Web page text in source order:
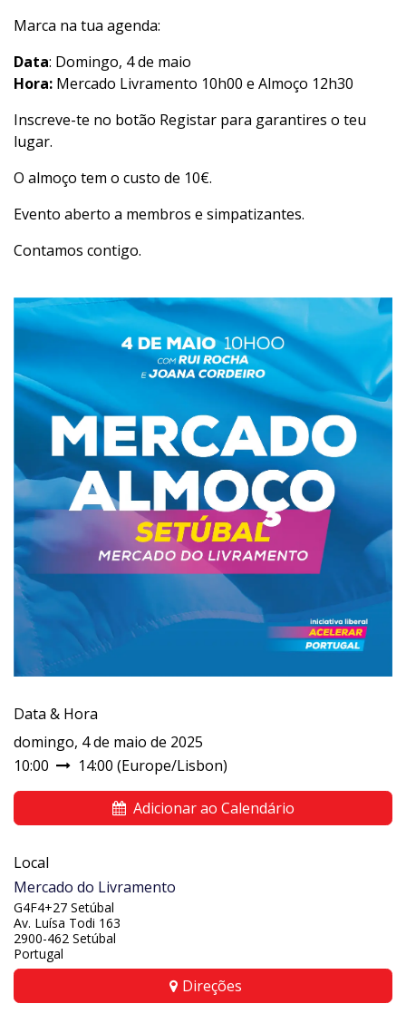
Marca na tua agenda:
Data: Domingo, 4 de maio
Hora: Mercado Livramento 10h00 e Almoço 12h30
Inscreve-te no botão Registar para garantires o teu
lugar.
O almoço tem o custo de 10€.
Evento aberto a membros e simpatizantes.
Contamos contigo.
Data & Hora
domingo, 4 de maio de 2025
10:00
14:00 (Europe/Lisbon)
Adicionar ao Calendário
Local
Mercado do Livramento
G4F4+27 Setúbal
Av. Luísa Todi 163
2900-462 Setúbal
Portugal
Direções